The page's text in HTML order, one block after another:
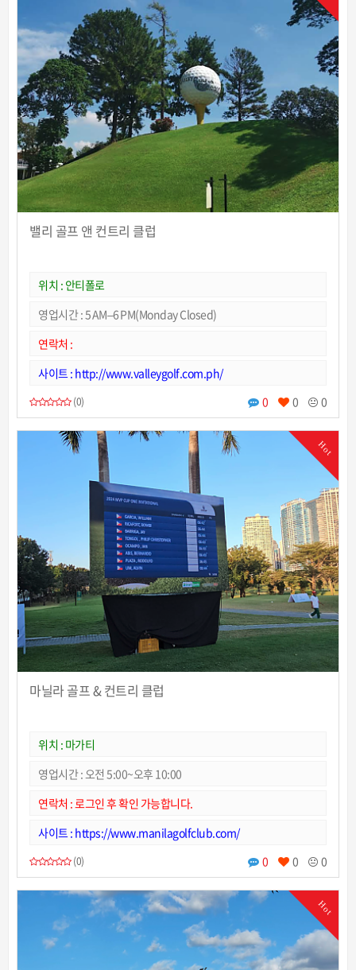
밸리 골프 앤 컨트리 클럽
위치 : 안티폴로
영업시간 : 5 AM–6 PM(Monday Closed)
연락처 :
사이트 : http://www.valleygolf.com.ph/
(0) 0 0 0
Hot
마닐라 골프 & 컨트리 클럽
위치 : 마가티
영업시간 : 오전 5:00~오후 10:00
연락처 : 로그인 후 확인 가능합니다.
사이트 : https://www.manilagolfclub.com/
(0) 0 0 0
Hot